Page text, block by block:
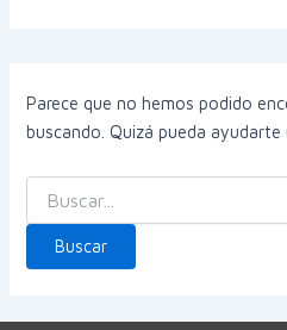
Parece que no hemos podido
buscando. Quizá pueda ayudarte
Buscar
por: